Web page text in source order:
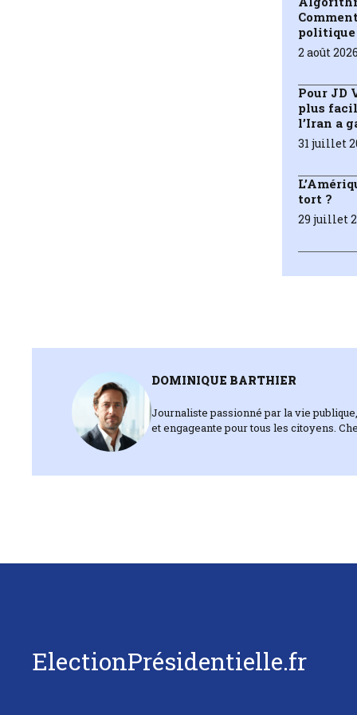
2 août
Pour JD
plus
l’Iran a
31 juillet
tort ?
29 juillet
DOMINIQUE BARTHIER
Journaliste passionné par la vie
et engageante pour tous les citoyens.
ElectionPrésidentielle.fr